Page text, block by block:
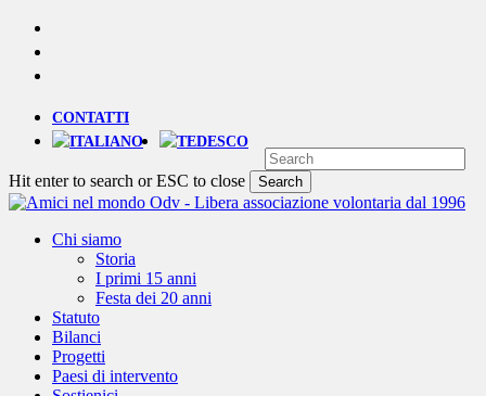
Skip
content
CONTATTI
Hit enter to search or ESC to close Search
Close
Menu
Chi siamo
Storia
I primi 15 anni
Festa dei 20 anni
Statuto
Bilanci
Progetti
Paesi di intervento